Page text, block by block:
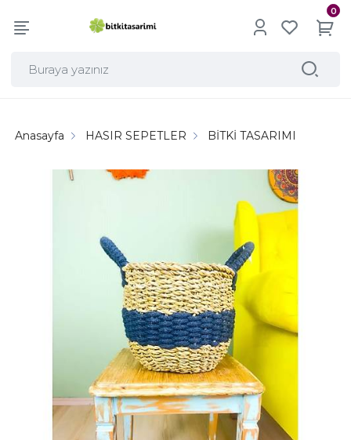
0
Anasayfa HASIR SEPETLER BİTKİ TASARIMI